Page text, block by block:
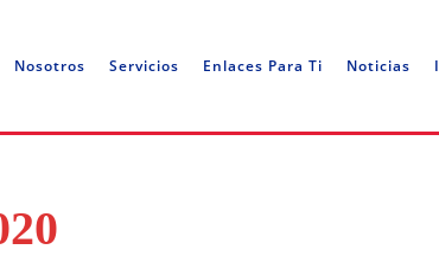
Nosotros Servicios Enlaces Para Ti Noticias